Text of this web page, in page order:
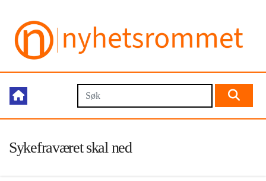
Sykefraværet skal ned